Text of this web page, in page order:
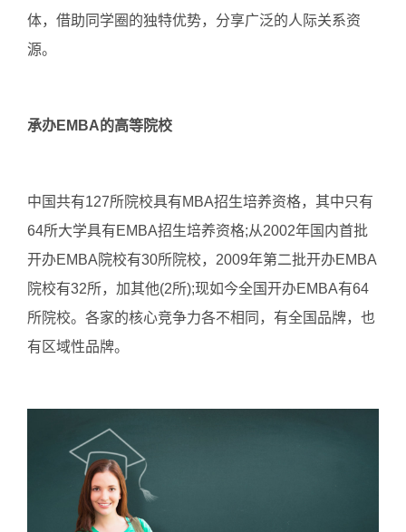
体，借助同学圈的独特优势，分享广泛的人际关系资
源。
承办EMBA的高等院校
中国共有127所院校具有MBA招生培养资格，其中只有
64所大学具有EMBA招生培养资格;从2002年国内首批
开办EMBA院校有30所院校，2009年第二批开办EMBA
院校有32所，加其他(2所);现如今全国开办EMBA有64
所院校。各家的核心竞争力各不相同，有全国品牌，也
有区域性品牌。